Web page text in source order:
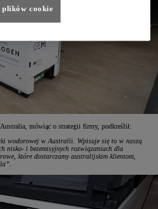
mówiąc o strategii firmy, podkreślił:
wodorowej w Australii. Wpisuje się to w naszą
nisko- i bezemisyjnych rozwiązaniach dla
które dostarczamy australijskim klientom,
plików cookie